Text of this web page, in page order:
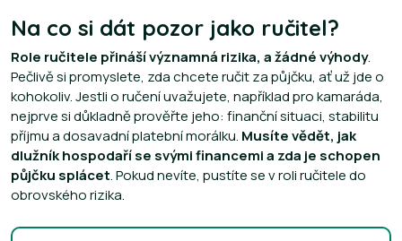
Na co si dát pozor jako ručitel?
Role ručitele přináší významná rizika, a žádné výhody.
Pečlivě si promyslete, zda chcete ručit za půjčku, ať už jde o
kohokoliv. Jestli o ručení uvažujete, například pro kamaráda,
nejprve si důkladně prověřte jeho: finanční situaci, stabilitu
příjmu a dosavadní platební morálku. Musíte vědět, jak
dlužník hospodaří se svými financemi a zda je schopen
půjčku splácet. Pokud nevíte, pustíte se v roli ručitele do
obrovského rizika.